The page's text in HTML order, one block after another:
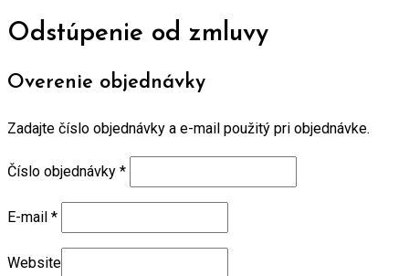
Odstúpenie od zmluvy
Overenie objednávky
Zadajte číslo objednávky a e-mail použitý pri objednávke.
Číslo objednávky *
E-mail *
Website